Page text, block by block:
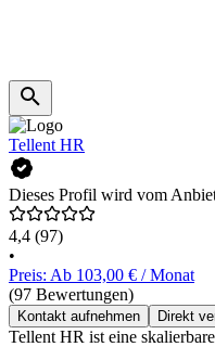
Tellent HR
Dieses Profil wird vom
4,4 (97)
•
Preis: Ab 103,00 € / Monat
(97 Bewertungen)
Kontakt aufnehmen Direkt
Tellent HR ist eine